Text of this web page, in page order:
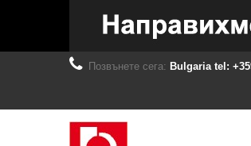
Позвънете сега: Bulgaria tel: